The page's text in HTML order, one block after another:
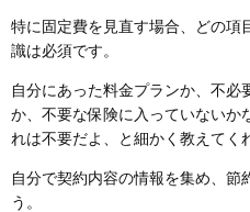
特に固定費を見直す場合、どの項
識は必須です。
自分にあった料金プランか、不必
か、不要な保険に入っていないか
れは不要だよ、と細かく教えてく
自分で契約内容の情報を集め、節
う。